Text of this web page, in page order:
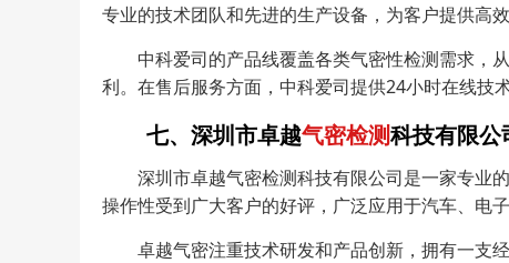
专业的技术团队和先进的生产设备，为客户提供高
中科爱司的产品线覆盖各类气密性检测需求，
利。在售后服务方面，中科爱司提供24小时在线技
七、深圳市卓越气密检测科技有限公
深圳市卓越气密检测科技有限公司是一家专业
操作性受到广大客户的好评，广泛应用于汽车、电
卓越气密注重技术研发和产品创新，拥有一支